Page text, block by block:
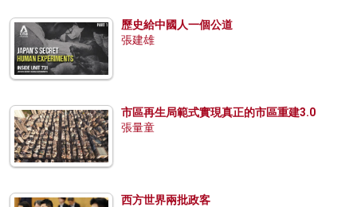
歷史給中國人一個公道
張建雄
市區再生局範式實現真正的市區重建3.0
張量童
西方世界兩批政客